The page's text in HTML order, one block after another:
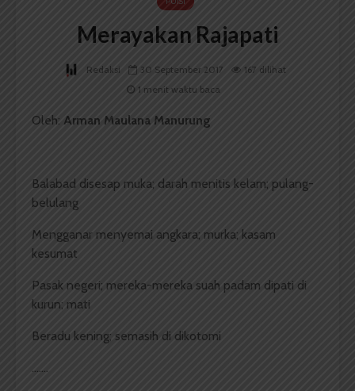
Merayakan Rajapati
Redaksi 30 September 2017
167 dilihat
1 menit waktu baca
Oleh: Arman Maulana Manurung
Balabad disesap muka; darah menitis kelam; pulang-
belulang
Mengganar menyemai angkara; murka; kasam
kesumat
Pasak negeri; mereka-mereka suah padam dipati di
kurun; mati
Beradu kening; semasih di dikotomi
…….